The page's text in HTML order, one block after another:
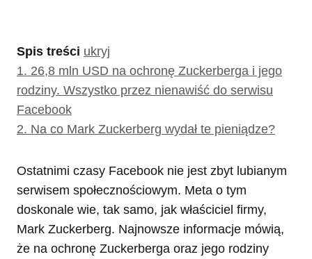
Spis treści ukryj
1. 26,8 mln USD na ochronę Zuckerberga i jego
rodziny. Wszystko przez nienawiść do serwisu
Facebook
2. Na co Mark Zuckerberg wydał te pieniądze?
Ostatnimi czasy Facebook nie jest zbyt lubianym
serwisem społecznościowym. Meta o tym
doskonale wie, tak samo, jak właściciel firmy,
Mark Zuckerberg. Najnowsze informacje mówią,
że na ochronę Zuckerberga oraz jego rodziny